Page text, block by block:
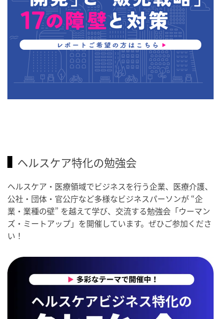
ヘルスケア特化の勉強会
ヘルスケア・医療領域でビジネスを行う企業、医療介護、
公社・団体・官公庁など多様なビジネスパーソンが “企
業・業種の壁” を越えて学び、交流する勉強会「ウーマン
ズ・ミートアップ」を開催しています。ぜひご参加くださ
い！